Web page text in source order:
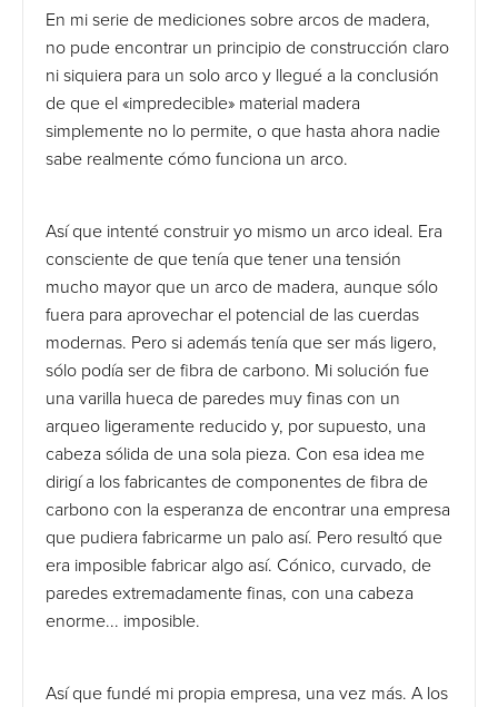
En mi serie de mediciones sobre arcos de madera,
no pude encontrar un principio de construcción claro
ni siquiera para un solo arco y llegué a la conclusión
de que el «impredecible» material madera
simplemente no lo permite, o que hasta ahora nadie
sabe realmente cómo funciona un arco.
Así que intenté construir yo mismo un arco ideal. Era
consciente de que tenía que tener una tensión
mucho mayor que un arco de madera, aunque sólo
fuera para aprovechar el potencial de las cuerdas
modernas. Pero si además tenía que ser más ligero,
sólo podía ser de fibra de carbono. Mi solución fue
una varilla hueca de paredes muy finas con un
arqueo ligeramente reducido y, por supuesto, una
cabeza sólida de una sola pieza. Con esa idea me
dirigí a los fabricantes de componentes de fibra de
carbono con la esperanza de encontrar una empresa
que pudiera fabricarme un palo así. Pero resultó que
era imposible fabricar algo así. Cónico, curvado, de
paredes extremadamente finas, con una cabeza
enorme... imposible.
Así que fundé mi propia empresa, una vez más. A los